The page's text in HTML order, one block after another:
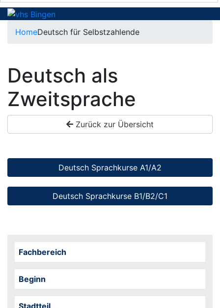
HomeDeutsch für Selbstzahlende
Deutsch als
Zweitsprache
Zurück zur Übersicht
Deutsch Sprachkurse A1/A2
Deutsch Sprachkurse B1/B2/C1
Fachbereich
Beginn
Stadtteil